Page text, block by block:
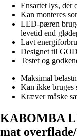
Ensartet lys, der
Kan monteres
LED-pæren
levetid end
Lavt
Designet til
Testet og
Maksimal
Kan ikke bruges
Kræver måske
KABOMBA
mat